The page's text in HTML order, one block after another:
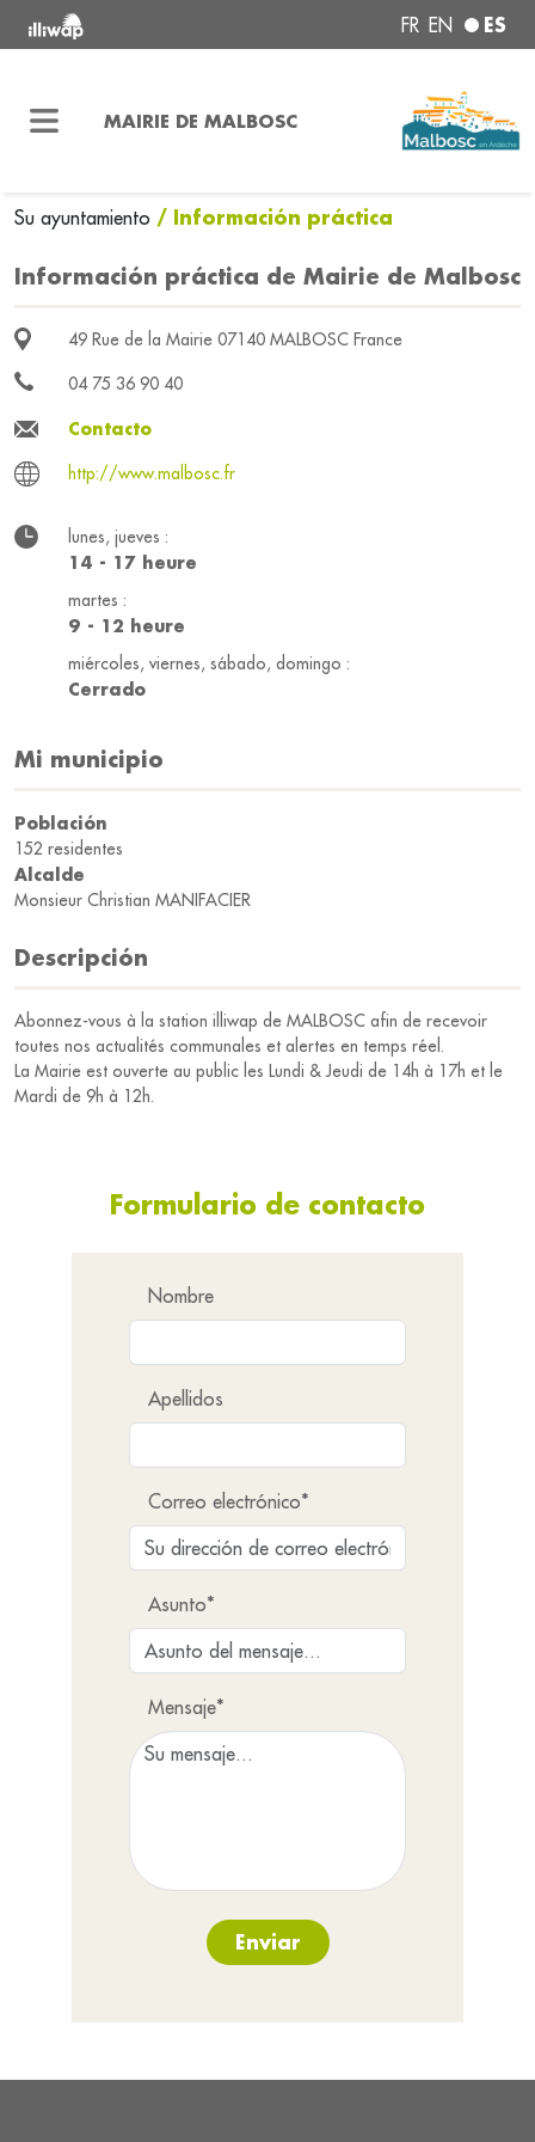
FR EN ES
MAIRIE DE MALBOSC
Su ayuntamiento / Información práctica
Información práctica de Mairie de Malbosc
49 Rue de la Mairie 07140 MALBOSC France
04 75 36 90 40
Contacto
http://www.malbosc.fr
lunes, jueves :
14 - 17 heure
martes :
9 - 12 heure
miércoles, viernes, sábado, domingo :
Cerrado
Mi municipio
Población
152 residentes
Alcalde
Monsieur Christian MANIFACIER
Descripción
Abonnez-vous à la station illiwap de MALBOSC afin de recevoir
toutes nos actualités communales et alertes en temps réel.
La Mairie est ouverte au public les Lundi & Jeudi de 14h à 17h et le
Mardi de 9h à 12h.
Formulario de contacto
Nombre
Apellidos
Correo electrónico*
Asunto*
Mensaje*
Enviar